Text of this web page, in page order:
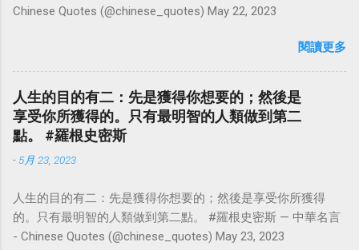
Chinese Quotes (@chinese_quotes) May 22, 2023
閱讀更多
人生的目的有二：先是獲得你想要的；然後是
享受你所獲得的。只有最明智的人類做到第二
點。 #羅根史密斯
- 5月 23, 2023
人生的目的有二：先是獲得你想要的；然後是享受你所獲得
的。只有最明智的人類做到第二點。 #羅根史密斯 — 中華名言
- Chinese Quotes (@chinese_quotes) May 23, 2023